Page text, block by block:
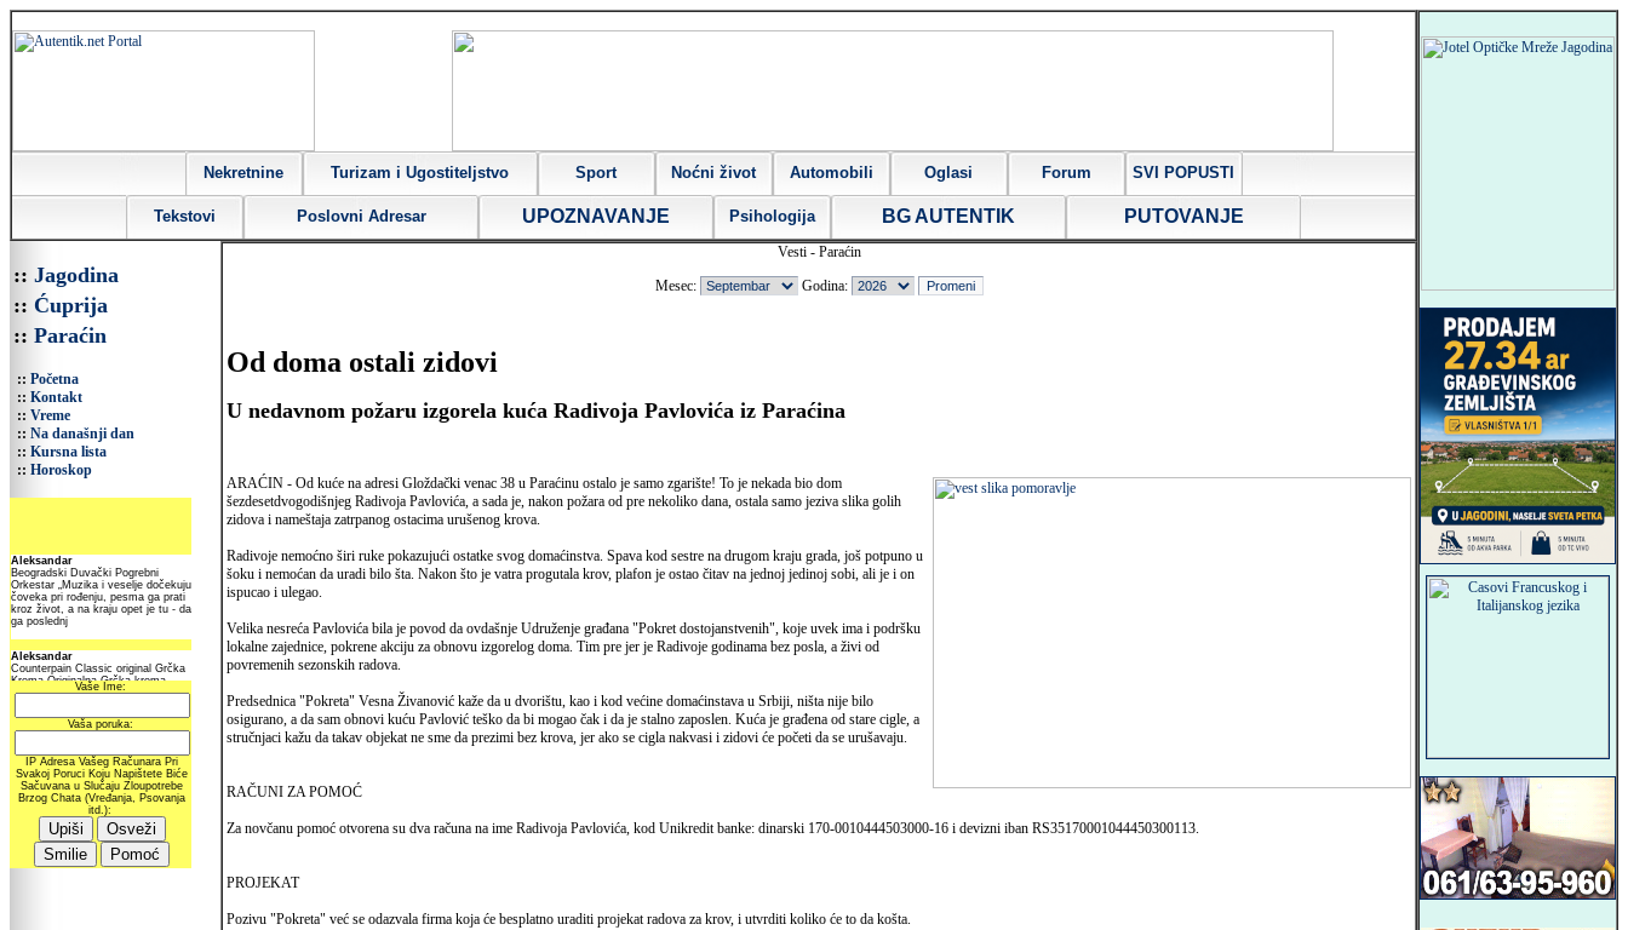
Nekretnine Turizam i Ugostiteljstvo Sport Noćni život Automobili Oglasi Forum SVI POPUSTI
Tekstovi Poslovni Adresar UPOZNAVANJE Psihologija BG AUTENTIK PUTOVANJE
:: Jagodina
:: Ćuprija
:: Paraćin
:: Početna
:: Kontakt
:: Vreme
:: Na današnji dan
:: Kursna lista
:: Horoskop
Vesti - Paraćin
Mesec:
Godina:
Od doma ostali zidovi
U nedavnom požaru izgorela kuća Radivoja Pavlovića iz Paraćina
ARAĆIN - Od kuće na adresi Gloždački venac 38 u Paraćinu ostalo je samo zgarište! To je nekada bio dom
šezdesetdvogodišnjeg Radivoja Pavlovića, a sada je, nakon požara od pre nekoliko dana, ostala samo jeziva slika golih
zidova i nameštaja zatrpanog ostacima urušenog krova.
Radivoje nemoćno širi ruke pokazujući ostatke svog domaćinstva. Spava kod sestre na drugom kraju grada, još potpuno u
šoku i nemoćan da uradi bilo šta. Nakon što je vatra progutala krov, plafon je ostao čitav na jednoj jedinoj sobi, ali je i on
ispucao i ulegao.
Velika nesreća Pavlovića bila je povod da ovdašnje Udruženje građana "Pokret dostojanstvenih", koje uvek ima i podršku
lokalne zajednice, pokrene akciju za obnovu izgorelog doma. Tim pre jer je Radivoje godinama bez posla, a živi od
povremenih sezonskih radova.
Predsednica "Pokreta" Vesna Živanović kaže da u dvorištu, kao i kod većine domaćinstava u Srbiji, ništa nije bilo
osigurano, a da sam obnovi kuću Pavlović teško da bi mogao čak i da je stalno zaposlen. Kuća je građena od stare cigle, a
stručnjaci kažu da takav objekat ne sme da prezimi bez krova, jer ako se cigla nakvasi i zidovi će početi da se urušavaju.
RAČUNI ZA POMOĆ
Za novčanu pomoć otvorena su dva računa na ime Radivoja Pavlovića, kod Unikredit banke: dinarski 170-0010444503000-16 i devizni iban RS35170001044450300113.
PROJEKAT
Pozivu "Pokreta" već se odazvala firma koja će besplatno uraditi projekat radova za krov, i utvrditi koliko će to da košta.